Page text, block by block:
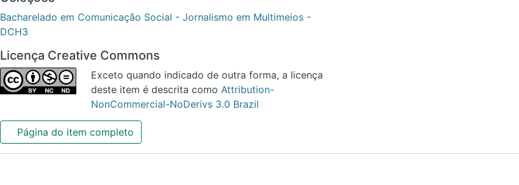
Bacharelado em Comunicação Social - Jornalismo em Multimeios - DCH3
Licença Creative Commons
Exceto quando indicado de outra forma, a licença deste
item é descrita comoAttribution-NonCommercial-
NoDerivs 3.0 Brazil
Página do item completo